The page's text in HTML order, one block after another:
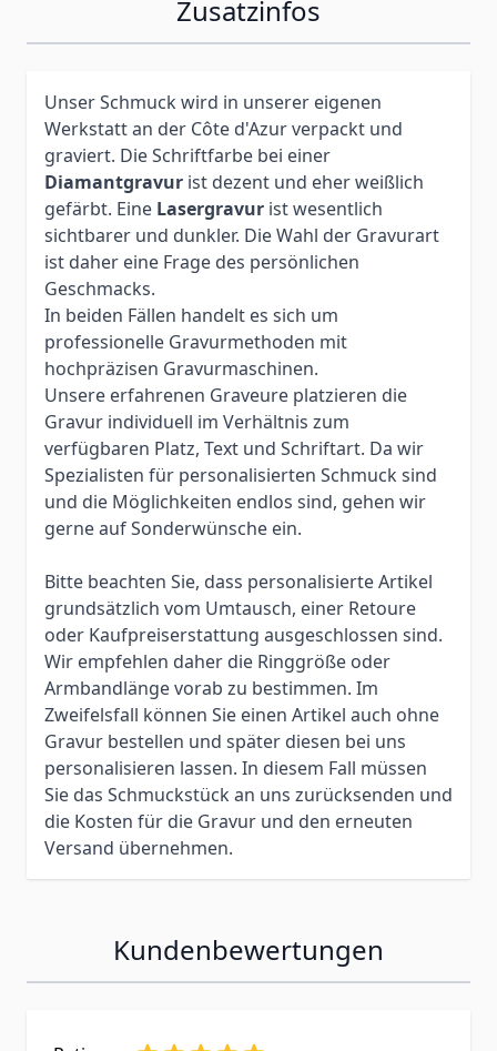
Zusatzinfos
Unser Schmuck wird in unserer eigenen
Werkstatt an der Côte d'Azur verpackt und
graviert. Die Schriftfarbe bei einer
Diamantgravur ist dezent und eher weißlich
gefärbt. Eine Lasergravur ist wesentlich
sichtbarer und dunkler. Die Wahl der Gravurart
ist daher eine Frage des persönlichen
Geschmacks.
In beiden Fällen handelt es sich um
professionelle Gravurmethoden mit
hochpräzisen Gravurmaschinen.
Unsere erfahrenen Graveure platzieren die
Gravur individuell im Verhältnis zum
verfügbaren Platz, Text und Schriftart. Da wir
Spezialisten für personalisierten Schmuck sind
und die Möglichkeiten endlos sind, gehen wir
gerne auf Sonderwünsche ein.
Bitte beachten Sie, dass personalisierte Artikel
grundsätzlich vom Umtausch, einer Retoure
oder Kaufpreiserstattung ausgeschlossen sind.
Wir empfehlen daher die Ringgröße oder
Armbandlänge vorab zu bestimmen. Im
Zweifelsfall können Sie einen Artikel auch ohne
Gravur bestellen und später diesen bei uns
personalisieren lassen. In diesem Fall müssen
Sie das Schmuckstück an uns zurücksenden und
die Kosten für die Gravur und den erneuten
Versand übernehmen.
Kundenbewertungen